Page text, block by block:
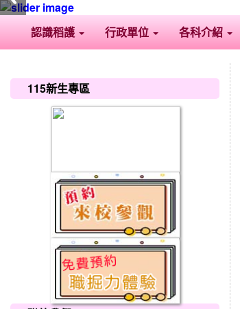
認識稻護 行政單位 各科介紹
115新生專區